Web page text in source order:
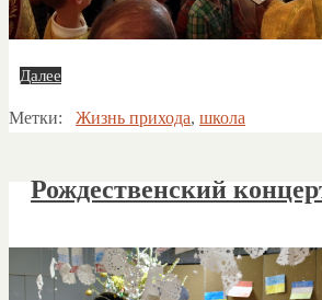
Далее
Метки: Жизнь прихода, школа
Рождественский